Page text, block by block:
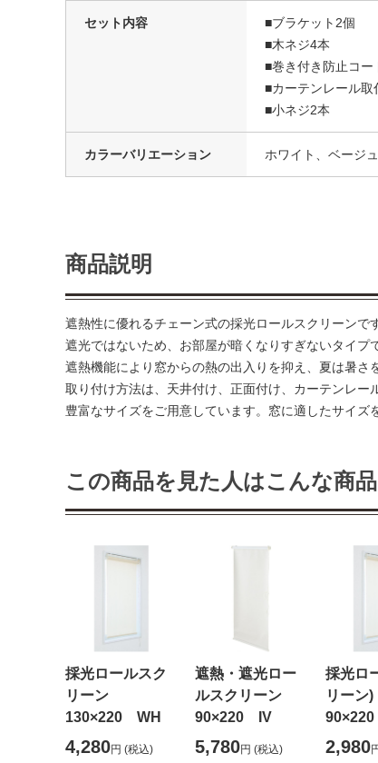
セット内容
■ブラケット2個
■木ネジ4本
■巻き付き防止コー
■カーテンレール取
■小ネジ2本
カラーバリエーション ホワイト、ベージュ
商品説明
遮熱性に優れるチェーン式の採光ロールスクリーンです
遮光ではないため、お部屋が暗くなりすぎないタイプ
遮熱機能により窓からの熱の出入りを抑え、夏は暑さ
取り付け方法は、天井付け、正面付け、カーテンレー
豊富なサイズをご用意しています。窓に適したサイズ
この商品を見た人はこんな商
採光ロールスク
リーン
130×220 WH
4,280円 (税込)
遮熱・遮光ロー
ルスクリーン
90×220 IV
5,780円 (税込)
採光ロ
リーン
2,980